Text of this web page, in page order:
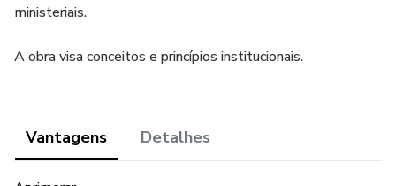
ministeriais.
A obra visa conceitos e princípios institucionais.
Vantagens Detalhes